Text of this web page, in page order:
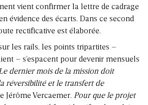
vient confirmer la lettre de cadrage
évidence des écarts. Dans ce second
rectificative est élaborée.
les rails, les points tripartites –
– s’espacent pour devenir mensuels
dernier mois de la mission doit
réversibilité et le transfert de
Jérôme Vercaemer. Pour que le projet